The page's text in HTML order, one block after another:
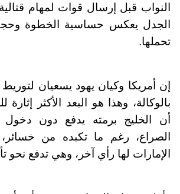
النواب قبل إرسال قوات لمهام قتالية
الجدل يعكس حساسية الخطوة وحجم
تحملها.
إن أمريكا وكيان يهود يسعيان
بالوكالة، وهذا هو البعد الأكثر إثارة
أن الخليج برمته يدفع دون
الصراع، رغم ما تكبده من خسائر،
الإمارات لها رأي آخر، وهي تدفع نحو